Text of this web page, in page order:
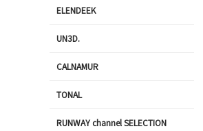
ELENDEEK
UN3D.
CALNAMUR
TONAL
RUNWAY channel SELECTION